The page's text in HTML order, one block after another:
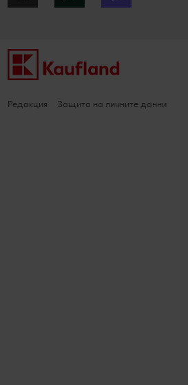
Редакция Защита на личните данни